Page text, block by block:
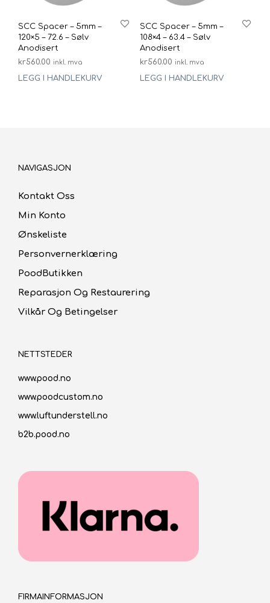
SCC Spacer – 5mm –
120×5 – 72.6 – Sølv
Anodisert
kr560.00 inkl. mva
LEGG I HANDLEKURV
SCC Spacer – 5mm –
108×4 – 63.4 – Sølv
Anodisert
kr560.00 inkl. mva
LEGG I HANDLEKURV
NAVIGASJON
Kontakt Oss
Min Konto
Ønskeliste
Personvernerklæring
PoodButikken
Reparasjon Og Restaurering
Vilkår Og Betingelser
NETTSTEDER
www.pood.no
www.poodcustom.no
www.luftunderstell.no
b2b.pood.no
FIRMAINFORMASJON